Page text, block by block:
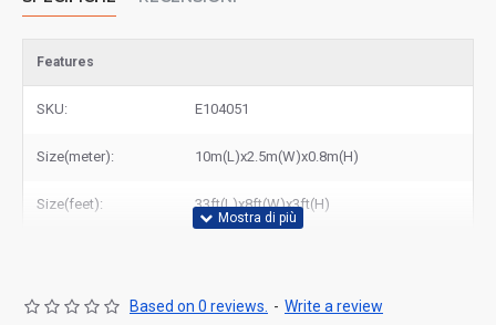
Features
SKU: E104051
Size(meter): 10m(L)x2.5m(W)x0.8m(H)
Size(feet): 33ft(L)x8ft(W)x3ft(H)
Based on 0 reviews. - Write a review